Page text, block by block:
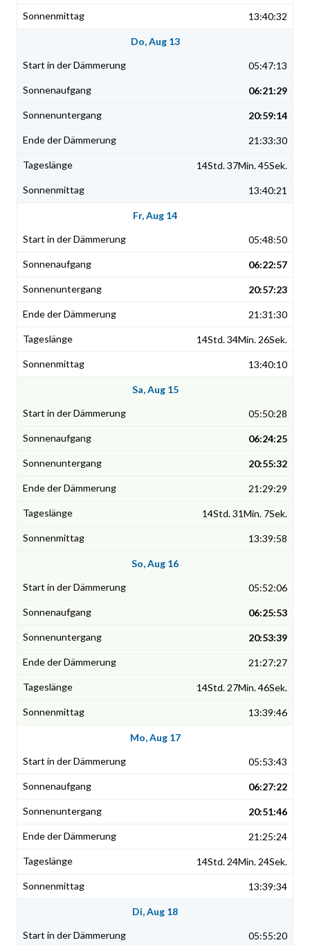
13:40:32
Do, Aug 13
05:47:13
06:21:29
20:59:14
21:33:30
14Std. 37Min. 45Sek.
13:40:21
Fr, Aug 14
05:48:50
06:22:57
20:57:23
21:31:30
14Std. 34Min. 26Sek.
13:40:10
Sa, Aug 15
05:50:28
06:24:25
20:55:32
21:29:29
14Std. 31Min. 7Sek.
13:39:58
So, Aug 16
05:52:06
06:25:53
20:53:39
21:27:27
14Std. 27Min. 46Sek.
13:39:46
Mo, Aug 17
05:53:43
06:27:22
20:51:46
21:25:24
14Std. 24Min. 24Sek.
13:39:34
Di, Aug 18
05:55:20